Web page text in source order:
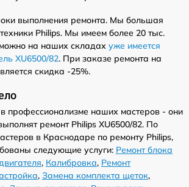
выполнения ремонта. Мы большая
Philips. Мы имеем более 20 тыс.
на наших складах уже имеется
XU6500/82. При заказе ремонта на
скидка -25%.
профессионализме наших мастеров - они
ремонт Philips XU6500/82. По
в Краснодаре по ремонту Philips,
следующие услуги: Ремонт блока
, Калибровка, Ремонт
, Замена комплекта щеток,